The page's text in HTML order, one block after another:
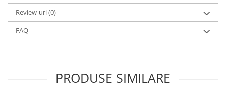
Review-uri(0)
FAQ
PRODUSE SIMILARE